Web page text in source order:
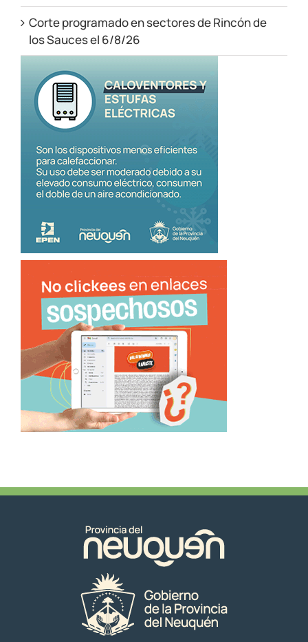
Corte programado en sectores de Rincón de
los Sauces el 6/8/26